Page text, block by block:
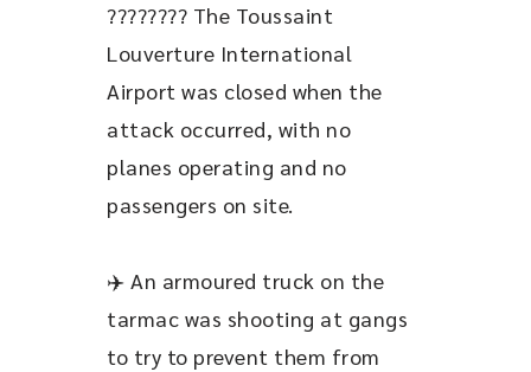
???????? The Toussaint
Louverture International
Airport was closed when the
attack occurred, with no
planes operating and no
passengers on site.
✈️ An armoured truck on the
tarmac was shooting at gangs
to try to prevent them from